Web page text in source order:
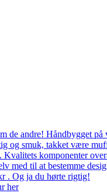
de andre! Håndbygget på
og smuk, takket være
Kvalitets komponenter
med til at bestemme
. Og ja du hørte rigtig!
her